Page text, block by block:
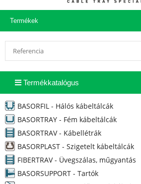
Termékek
Termékkatalógus
BASORFIL - Hálós kábeltálcák
BASORTRAY - Fém kábeltálcák
BASORTRAV - Kábellétrák
BASORPLAST - Szigetelt kábeltálcák
FIBERTRAV - Üvegszálas, műgyantás
BASORSUPPORT - Tartók